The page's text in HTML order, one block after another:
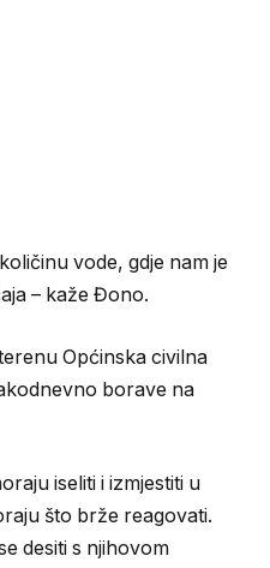
vode, gdje nam je
– kaže Đono.
Općinska civilna
borave na
iseliti i izmjestiti u
što brže reagovati.
desiti s njihovom